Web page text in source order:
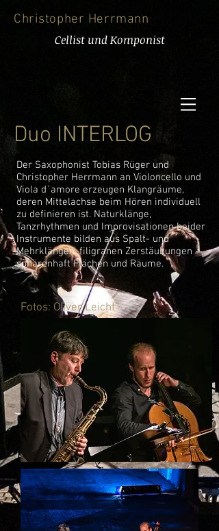
Christopher Herrmann
Cellist und Komponist
Duo INTERLOG
Der Saxophonist Tobias Rüger und
Christopher Herrmann an Violoncello und
Viola d´amore erzeugen Klangräume,
deren Mittelachse beim Hören individuell
zu definieren ist. Naturklänge,
Tanzrhythmen und Improvisationen beider
Instrumente bilden aus Spalt- und
Mehrklängen, filigranen Zerstäubungen
sphärenhaft Flächen und Räume.
Fotos: Oliver Leicht